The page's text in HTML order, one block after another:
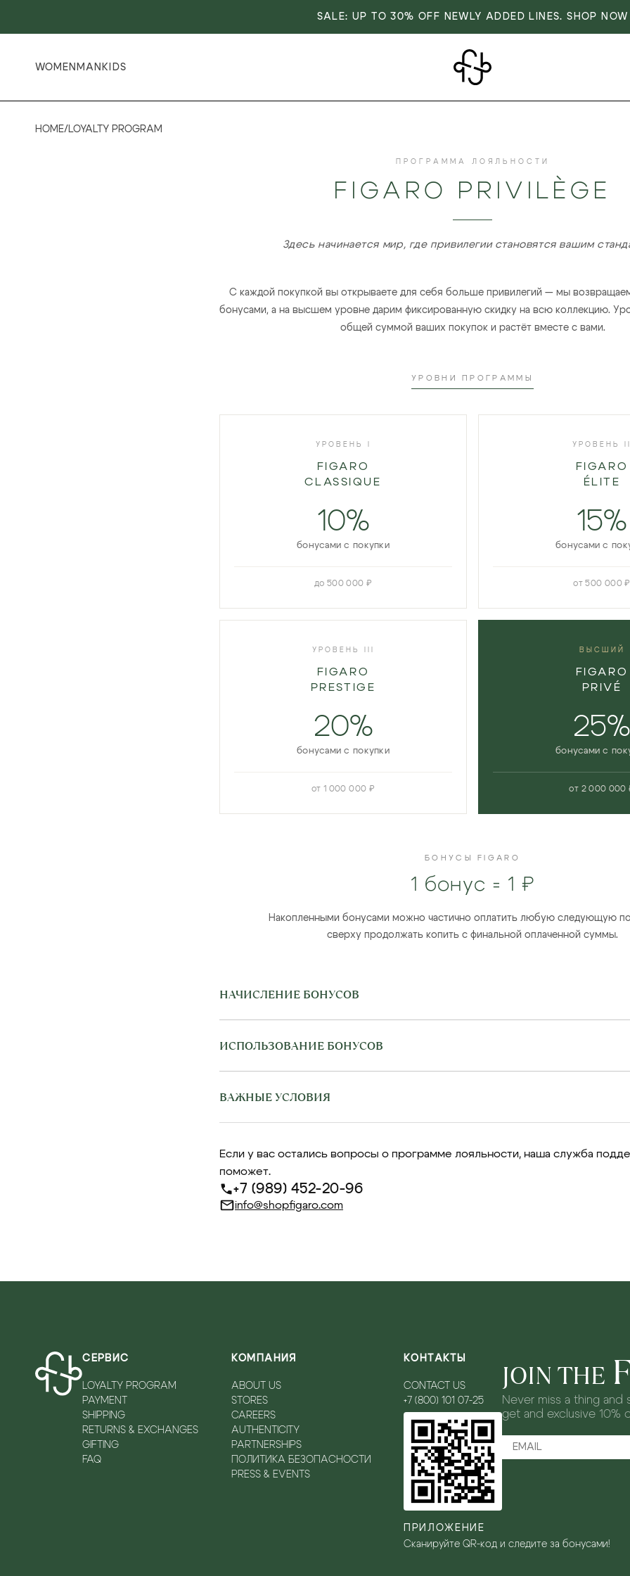
SALE: UP TO 30% OFF NEWLY ADDED LINES. SHOP NOW
WOMEN MAN KIDS
HOME/ LOYALTY PROGRAM
ПРОГРАММА ЛОЯЛЬНОСТИ
FIGARO PRIVILÈGE
Здесь начинается мир, где привилегии становятся вашим
С каждой покупкой вы открываете для себя больше привилегий — мы
бонусами, а на высшем уровне дарим фиксированную скидку на всю коллекцию.
общей суммой ваших покупок и растёт вместе с вами.
УРОВНИ ПРОГРАММЫ
УРОВЕНЬ I
FIGARO
CLASSIQUE
10%
бонусами с покупки
до 500 000 ₽
УРОВЕНЬ II
FIGARO
ÉLITE
15%
бонусами с
от 500 000 ₽
УРОВЕНЬ III
FIGARO
PRESTIGE
20%
бонусами с покупки
от 1 000 000 ₽
ВЫСШИЙ
FIGARO
PRIVÉ
25%
бонусами с
от 2 000 000
БОНУСЫ FIGARO
1 бонус = 1 ₽
Накопленными бонусами можно частично оплатить любую следующую
сверху продолжать копить с финальной оплаченной суммы.
НАЧИСЛЕНИЕ БОНУСОВ
ИСПОЛЬЗОВАНИЕ БОНУСОВ
ВАЖНЫЕ УСЛОВИЯ
Если у вас остались вопросы о программе лояльности, наша служба
поможет.
+7 (989) 452-20-96
info@shopfigaro.com
СЕРВИС
LOYALTY PROGRAM
PAYMENT
SHIPPING
RETURNS & EXCHANGES
GIFTING
FAQ
КОМПАНИЯ
ABOUT US
STORES
CAREERS
AUTHENTICITY
PARTNERSHIPS
ПОЛИТИКА БЕЗОПАСНОСТИ
PRESS & EVENTS
КОНТАКТЫ
CONTACT US
+7 (800) 101 07-25
ПРИЛОЖЕНИЕ
Сканируйте QR-код и следите за бонусами!
JOIN THE
Never miss a thing
get and exclusive 10%